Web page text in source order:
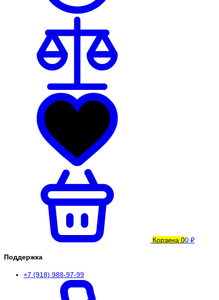
Корзина 00 ₽
Поддержка
+7 (918) 988-97-99